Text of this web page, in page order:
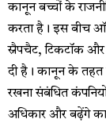
कानून बच्चों के
करता है। इस बीच
स्नैपचैट, टिकटॉक
दी है। कानून के तहत
रखना संबंधित
अधिकार और बढ़ेंगे